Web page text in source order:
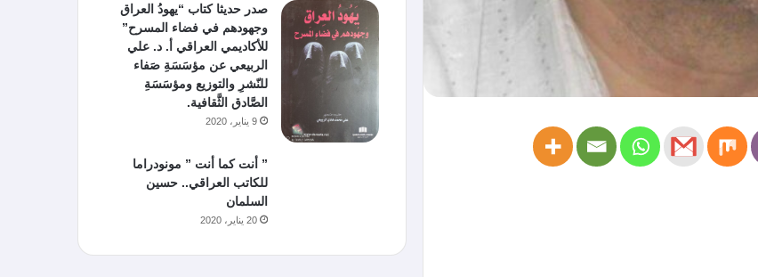
صدر حديثا كتاب “يهودُ العراق
وجهودهم في فضاء المسرح”
للأكاديمي العراقي أ. د. علي
الربيعي عن مؤسَسَةِ صَفاء
للنّشرِ والتوزيع ومؤسَسَةِ
الصَّادق الثَّقافية.
9 يناير، 2020
” أنت كما أنت ” مونودراما
للكاتب العراقي.. حسين
السلمان
20 يناير، 2020